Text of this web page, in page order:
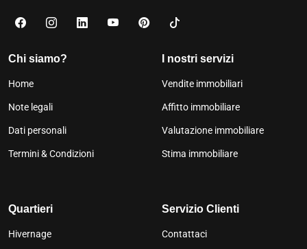
Chi siamo?
Home
Note legali
Dati personali
Termini & Condizioni
I nostri servizi
Vendite immobiliari
Affitto immobiliare
Valutazione immobiliare
Stima immobiliare
Quartieri
Hivernage
Servizio Clienti
Contattaci